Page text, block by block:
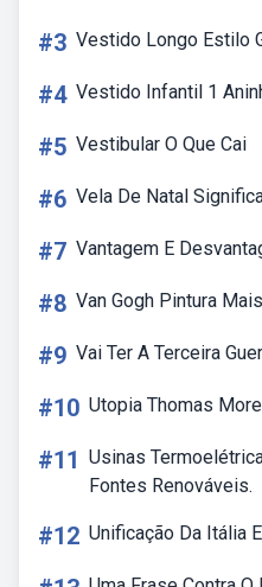
#3 Vestido Longo Estilo
#4 Vestido Infantil 1
#5 Vestibular O Que Cai
#6 Vela De Natal
#7 Vantagem E
#8 Van Gogh Pintura
#9 Vai Ter A Terceira
#10 Utopia Thomas
#11 Usinas
Fontes Renováveis.
#12 Unificação Da Itália